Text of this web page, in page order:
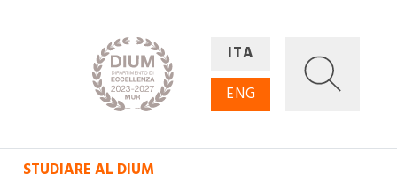
ITA
ENG
STUDIARE AL DIUM